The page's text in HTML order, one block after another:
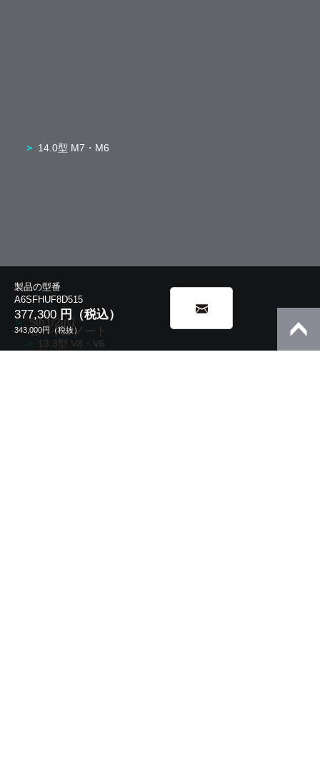
製品の型番
A6SFHUF8D515
377,300 円（税込）
343,000円（税抜）
14.0型 M7・M6
5in1/2in1
モバイルノート
13.3型 V8・V6